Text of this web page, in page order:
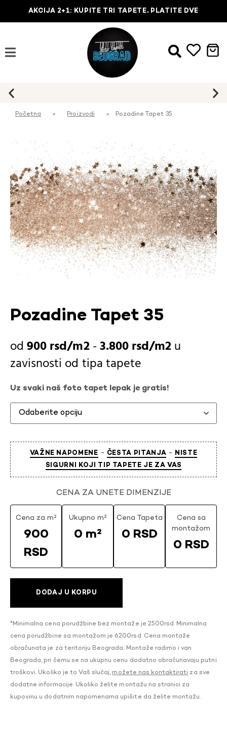
AKCIJA 2+1: KUPITE TRI TAPETE, PLATITE DVE
Početna » Proizvodi » Pozadine Tapet 35
Pozadine Tapet 35
900rsd -3.800rsd
u
zavisnosti od tipa tapete
Uz svaki naš foto tapet lepak je gratis!
VAŽNE NAPOMENE - ČESTA PITANJA - NISTE
SIGURNI KOJI TIP TAPETE JE ZA VAS
CENA ZA UNETE DIMENZIJE
Cena za m²
900
RSD
Ukupno m²
0 m²
Cena Tapeta
0 RSD
Cena sa
montažom
0 RSD
DODAJ U KORPU
*Minimalna cena porudžbine bez montaže je 2500rsd. Minimalna
cena porudžbine sa montažom je 6200rsd. Cena montaže
obračunata je za teritoriju Beograda. Montaže radimo i van
Beograda, pri čemu se na ukupnu cenu dodatno obračunavaju putni
troškovi. Ukoliko je to Vaš slučaj, možete nas kontaktirati za sve
dodatne informacije. Ukoliko želite montažu na stranici za
kupovinu u dodatnim napomenama upišite da želite montažu.